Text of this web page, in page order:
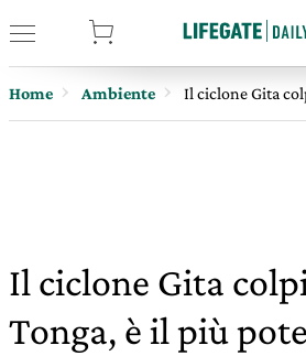
Home Ambiente Il ciclone Gita
Il ciclone Gita
Tonga, è il più